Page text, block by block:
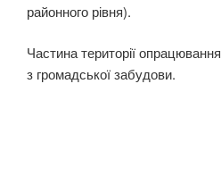
районного рівня).
Частина території
з громадської забудови.